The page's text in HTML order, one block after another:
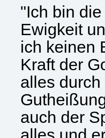
"Ich bin
Ewigkeit
ich keinen
Kraft der
alles
auch der